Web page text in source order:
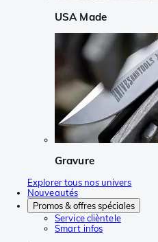
USA Made
Gravure
Explorer tous nos univers
Nouveautés
Promos & offres spéciales
Service clièntele
Smart infos